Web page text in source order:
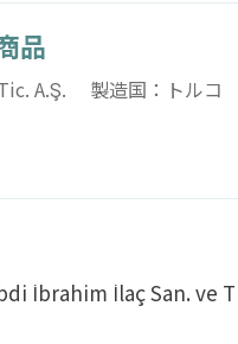
品
Tic. A.Ş. 製造国：トル
İbrahim İlaç San. ve